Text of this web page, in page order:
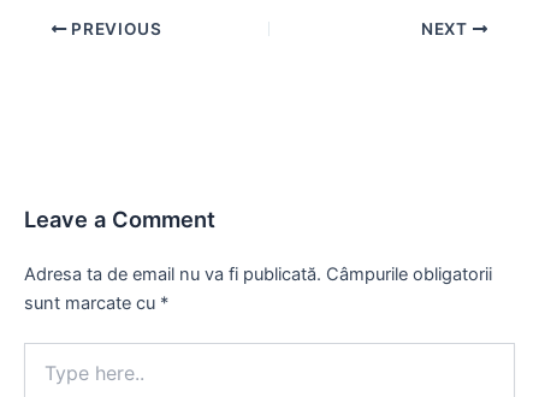
Post PREVIOUS NEXT
Leave a Comment
Adresa ta de email nu va fi publicată. Câmpurile obligatorii
sunt marcate cu *
here..